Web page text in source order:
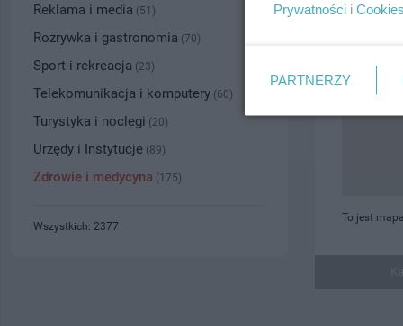
To jest
Reklama i media (51)
Rozrywka i gastronomia (70)
Sport i rekreacja (23)
Telekomunikacja i komputery (60)
Turystyka i noclegi (20)
Urzędy i Instytucje (89)
Zdrowie i medycyna (175)
Wszystkich: 2377
Prywatności i Cookies
PARTNERZY